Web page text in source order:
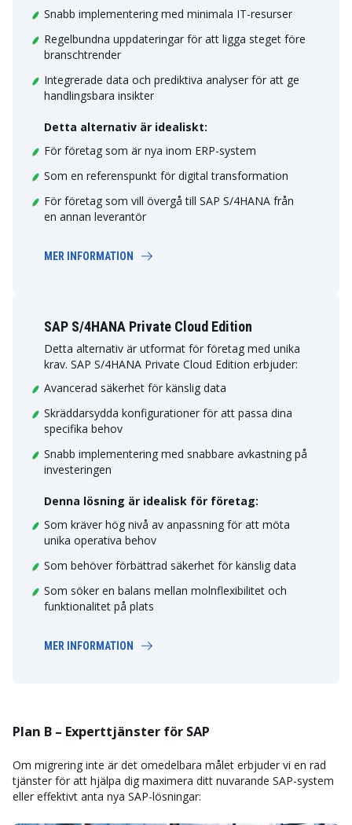
Snabb implementering med minimala IT-resurser
Regelbundna uppdateringar för att ligga steget före
branschtrender
Integrerade data och prediktiva analyser för att ge
handlingsbara insikter
Detta alternativ är idealiskt:
För företag som är nya inom ERP-system
Som en referenspunkt för digital transformation
För företag som vill övergå till SAP S/4HANA från
en annan leverantör
MER INFORMATION
SAP S/4HANA Private Cloud Edition
Detta alternativ är utformat för företag med unika
krav. SAP S/4HANA Private Cloud Edition erbjuder:
Avancerad säkerhet för känslig data
Skräddarsydda konfigurationer för att passa dina
specifika behov
Snabb implementering med snabbare avkastning på
investeringen
Denna lösning är idealisk för företag:
Som kräver hög nivå av anpassning för att möta
unika operativa behov
Som behöver förbättrad säkerhet för känslig data
Som söker en balans mellan molnflexibilitet och
funktionalitet på plats
MER INFORMATION
Plan B – Experttjänster för SAP
Om migrering inte är det omedelbara målet erbjuder vi en rad
tjänster för att hjälpa dig maximera ditt nuvarande SAP-system
eller effektivt anta nya SAP-lösningar: